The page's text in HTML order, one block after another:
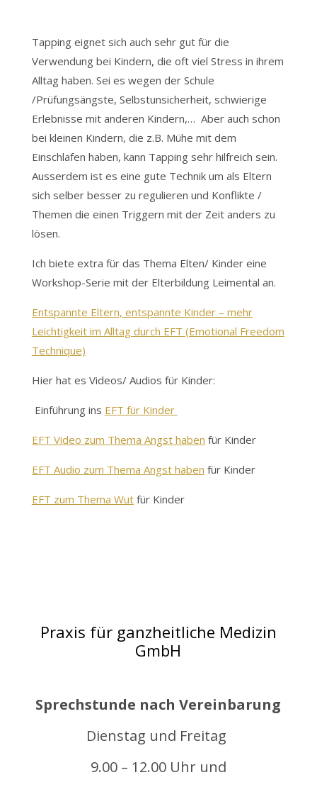
Tapping eignet sich auch sehr gut für die
Verwendung bei Kindern, die oft viel Stress in ihrem
Alltag haben. Sei es wegen der Schule
/Prüfungsängste, Selbstunsicherheit, schwierige
Erlebnisse mit anderen Kindern,… Aber auch schon
bei kleinen Kindern, die z.B. Mühe mit dem
Einschlafen haben, kann Tapping sehr hilfreich sein.
Ausserdem ist es eine gute Technik um als Eltern
sich selber besser zu regulieren und Konflikte /
Themen die einen Triggern mit der Zeit anders zu
lösen.
Ich biete extra für das Thema Elten/ Kinder eine
Workshop-Serie mit der Elterbildung Leimental an.
Entspannte Eltern, entspannte Kinder – mehr
Leichtigkeit im Alltag durch EFT (Emotional Freedom
Technique)
Hier hat es Videos/ Audios für Kinder:
Einführung ins EFT für Kinder
EFT Video zum Thema Angst haben für Kinder
EFT Audio zum Thema Angst haben für Kinder
EFT zum Thema Wutfür Kinder
Praxis für ganzheitliche Medizin
GmbH
Sprechstunde nach Vereinbarung
Dienstag und Freitag
9.00 – 12.00 Uhr und